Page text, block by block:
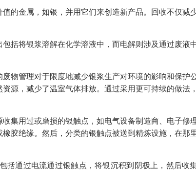
的金属，如银，并用它们来创造新产品。回收不仅减
括将银浆溶解在化学溶液中，而电解则涉及通过废液
物管理对于限度地减少银浆生产对环境的影响和保护
源，减少了温室气体排放。通过采用更可持续的做法
集用过或磨损的银触点，如电气设备制造商、电子修
胶绝缘。然后，分类的银触点被送到精炼设施，在那
括通过电流通过银触点，将银沉积到阴极上，然后收